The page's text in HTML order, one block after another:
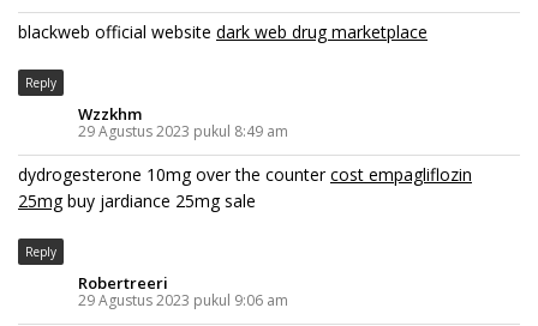
blackweb official website dark web drug marketplace
Reply
Wzzkhm
29 Agustus 2023 pukul 8:49 am
dydrogesterone 10mg over the countercost empagliflozin
25mgbuy jardiance 25mg sale
Reply
Robertreeri
29 Agustus 2023 pukul 9:06 am